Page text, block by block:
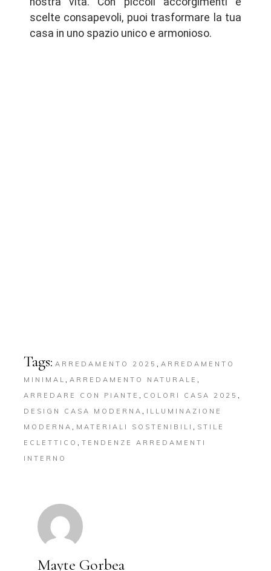
scelte consapevoli, puoi trasformare la tua
casa in uno spazio unico e armonioso.
Tags: ARREDAMENTO 2025
ARREDAMENTO
MINIMAL
ARREDAMENTO NATURALE
ARREDARE CON PIANTE COLORI CASA 2025
DESIGN CASA MODERNA
ILLUMINAZIONE
MODERNA
MATERIALI SOSTENIBILI
STILE
ECLETTICO
TENDENZE ARREDAMENTI
INTERNO
Mayte Gorbea